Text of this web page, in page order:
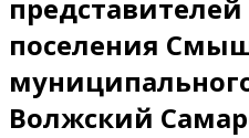
представителей
поселения
Волжский